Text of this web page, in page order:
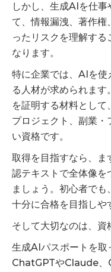
しかし、生成AIを仕
て、情報漏洩、著作
ったリスクを理解す
なります。
特に企業では、AIを使
る人材が求められま
を証明する材料とし
プロジェクト、副業・
い資格です。
取得を目指すなら、ま
認テキストで全体像を
ましょう。初心者でも
十分に合格を目指しや
そして大切なのは、資
生成AIパスポートを取
ChatGPTやClaude、